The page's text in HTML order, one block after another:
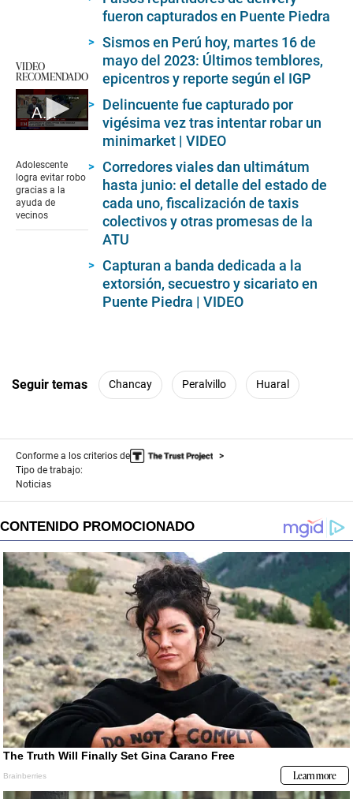
VIDEO
RECOMENDADO
Adolescente logra evitar robo gracias a la ayuda de vecinos
of
3
minutes,
58
seconds
Adolescente
logra evitar robo
gracias a la
ayuda de
vecinos
fueron capturados en Puente Piedra
Sismos en Perú hoy, martes 16 de
mayo del 2023: Últimos temblores,
epicentros y reporte según el IGP
Delincuente fue capturado por
vigésima vez tras intentar robar un
minimarket | VIDEO
Corredores viales dan ultimátum
hasta junio: el detalle del estado de
cada uno, fiscalización de taxis
colectivos y otras promesas de la
ATU
Capturan a banda dedicada a la
extorsión, secuestro y sicariato en
Puente Piedra | VIDEO
Seguir temas Chancay Peralvillo Huaral
Conforme a los criterios de
Tipo de trabajo:
Noticias